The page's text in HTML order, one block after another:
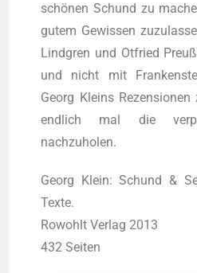
schö­nen Schund zu
gutem Gewis­sen
Lind­gren und Otfried
und nicht mit
Georg Kleins
end­lich mal die
nachzuholen.
Georg Klein: Schund &
Tex­te.
Rowohlt Ver­lag 2013
432 Sei­ten